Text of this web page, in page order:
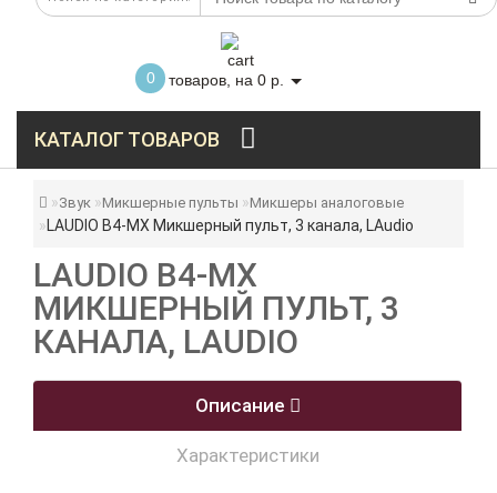
0 товаров, на 0 р.
КАТАЛОГ ТОВАРОВ
Звук Микшерные пульты Микшеры аналоговые
LAUDIO B4-MX Микшерный пульт, 3 канала, LAudio
LAUDIO B4-MX
МИКШЕРНЫЙ ПУЛЬТ, 3
КАНАЛА, LAUDIO
Описание
Характеристики